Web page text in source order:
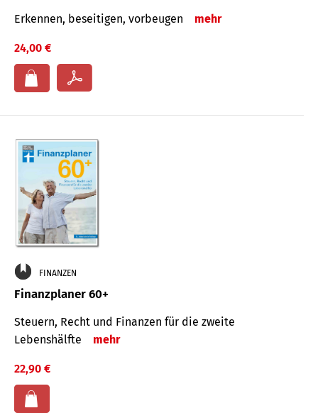
Erkennen, beseitigen, vorbeugen mehr
24,00 €
FINANZEN
Finanzplaner 60+
Steuern, Recht und Finanzen für die zweite
Lebenshälfte
mehr
22,90 €